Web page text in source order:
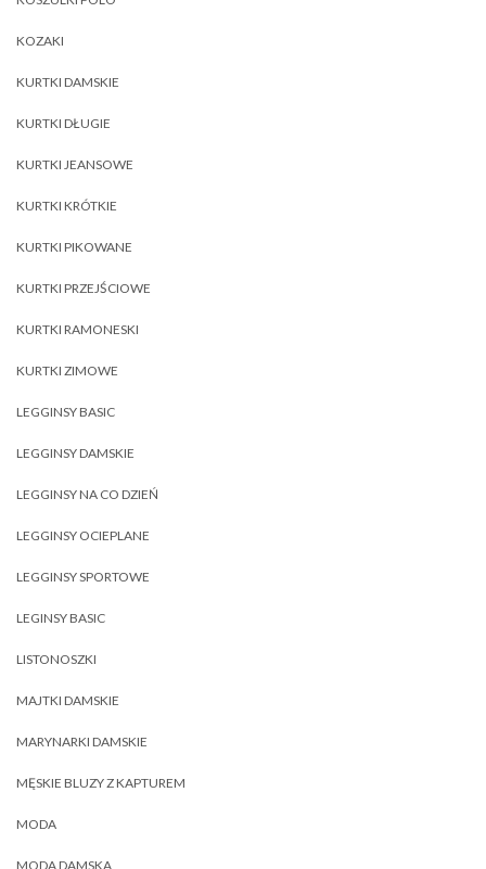
KOZAKI
KURTKI DAMSKIE
KURTKI DŁUGIE
KURTKI JEANSOWE
KURTKI KRÓTKIE
KURTKI PIKOWANE
KURTKI PRZEJŚCIOWE
KURTKI RAMONESKI
KURTKI ZIMOWE
LEGGINSY BASIC
LEGGINSY DAMSKIE
LEGGINSY NA CO DZIEŃ
LEGGINSY OCIEPLANE
LEGGINSY SPORTOWE
LEGINSY BASIC
LISTONOSZKI
MAJTKI DAMSKIE
MARYNARKI DAMSKIE
MĘSKIE BLUZY Z KAPTUREM
MODA
MODA DAMSKA